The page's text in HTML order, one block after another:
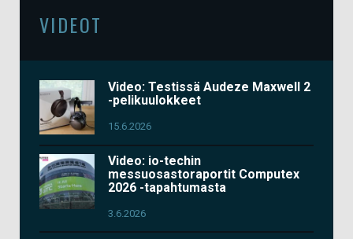
VIDEOT
Video: Testissä Audeze Maxwell 2
-pelikuulokkeet
15.6.2026
Video: io-techin
messuosastoraportit Computex
2026 -tapahtumasta
3.6.2026